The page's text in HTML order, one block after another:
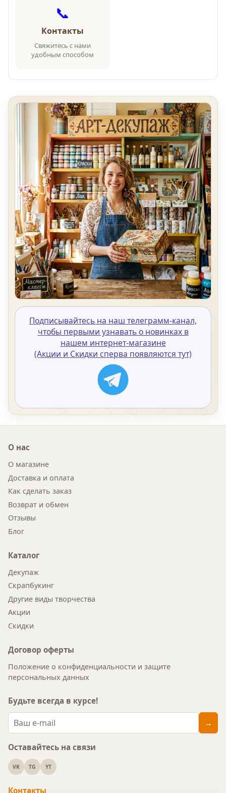
📞
Контакты
Свяжитесь с нами
удобным способом
Подписывайтесь на наш телеграмм-канал,
чтобы первыми узнавать о новинках в
нашем интернет-магазине
(Акции и Скидки сперва появляются тут)
О нас
О магазине
Доставка и оплата
Как сделать заказ
Возврат и обмен
Отзывы
Блог
Каталог
Декупаж
Скрапбукинг
Другие виды творчества
Акции
Скидки
Договор оферты
Положение о конфиденциальности и защите
персональных данных
Будьте всегда в курсе!
→
Оставайтесь на связи
VK TG YT
Контакты